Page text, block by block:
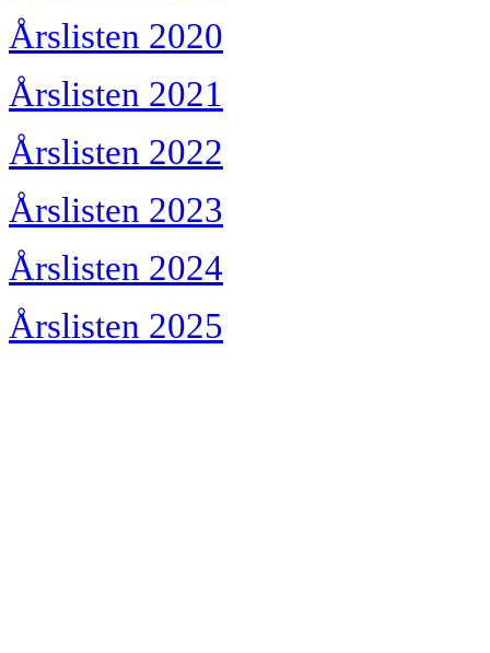
Årslisten 2020
Årslisten 2021
Årslisten 2022
Årslisten 2023
Årslisten 2024
Årslisten 2025